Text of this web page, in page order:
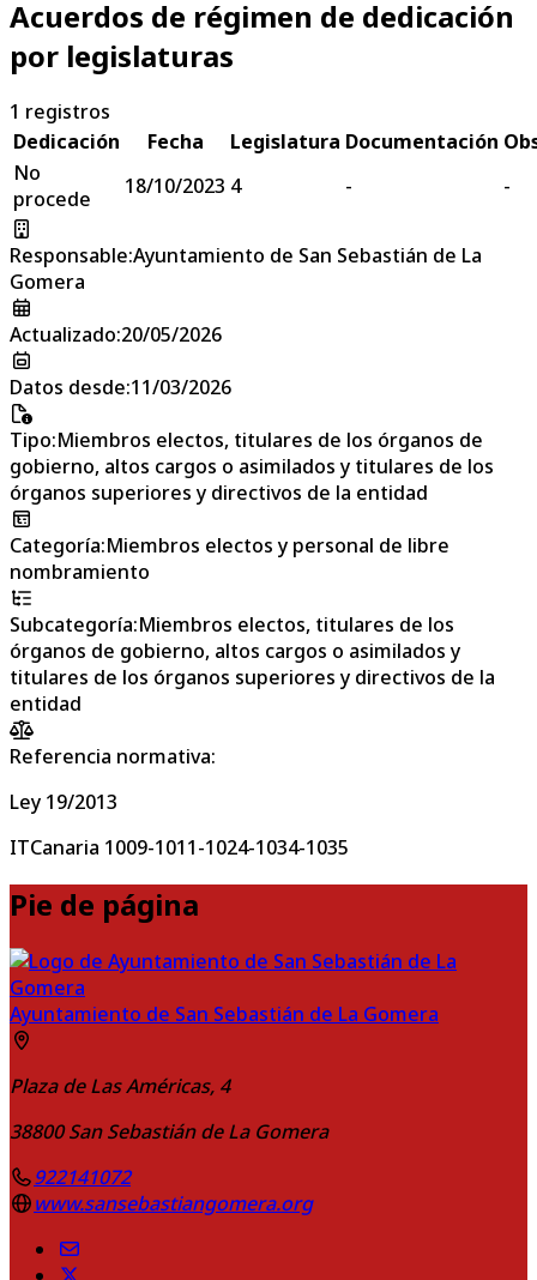
Acuerdos de régimen de dedicación
por legislaturas
1 registros
Dedicación
Fecha Legislatura Documentación
No
procede
18/10/2023 4 - -
Responsable:Ayuntamiento de San Sebastián de La
Gomera
Actualizado:20/05/2026
Datos desde:11/03/2026
Tipo:Miembros electos, titulares de los órganos de
gobierno, altos cargos o asimilados y titulares de los
órganos superiores y directivos de la entidad
Categoría:Miembros electos y personal de libre
nombramiento
Subcategoría:Miembros electos, titulares de los
órganos de gobierno, altos cargos o asimilados y
titulares de los órganos superiores y directivos de la
entidad
Referencia normativa:
Ley 19/2013
ITCanaria 1009-1011-1024-1034-1035
Pie de página
Ayuntamiento de San Sebastián de La Gomera
Plaza de Las Américas, 4
38800 San Sebastián de La Gomera
922141072
www.sansebastiangomera.org